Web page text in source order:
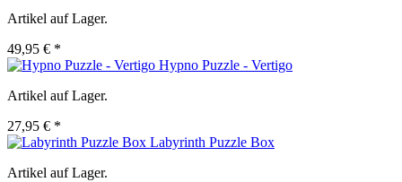
Artikel auf Lager.
49,95 € *
Hypno Puzzle - Vertigo
Artikel auf Lager.
27,95 € *
Labyrinth Puzzle Box
Artikel auf Lager.